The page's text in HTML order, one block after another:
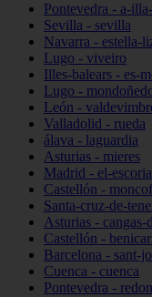
Pontevedra - a-
Sevilla - sevilla
Navarra - estella-
Lugo - viveiro
Illes-balears - es-
Lugo -
León -
Valladolid - rueda
álava - laguardia
Asturias - mieres
Madrid - el-
Castellón -
Santa-cruz-de-
Asturias - cangas-
Castellón -
Barcelona - sant-
Cuenca - cuenca
Pontevedra -